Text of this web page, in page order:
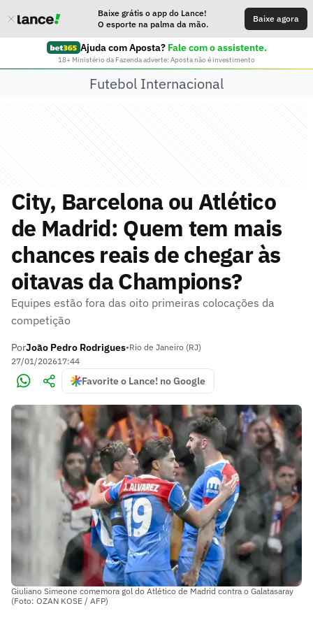
Baixe grátis o app do Lance!
O esporte na palma da mão.
Baixe agora
Ajuda com Aposta? Fale com o assistente.
18+ Ministério da Fazenda adverte: Aposta não é investimento
Futebol Internacional
City, Barcelona ou Atlético
de Madrid: Quem tem mais
chances reais de chegar às
oitavas da Champions?
Equipes estão fora das oito primeiras colocações da
competição
PorJoão Pedro Rodrigues•Rio de Janeiro (RJ)
27/01/202617:44
Favorite o Lance! no Google
Giuliano Simeone comemora gol do Atlético de Madrid contra o Galatasaray
(Foto: OZAN KOSE / AFP)